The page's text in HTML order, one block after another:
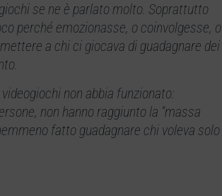
se ne è parlato molto. Soprattutto
perché emozionasse, o coinvolgesse, o
a chi ci giocava di guadagnare dei
non abbia funzionato:
non hanno raggiunto la “massa
fatto guadagnare chi voleva solo